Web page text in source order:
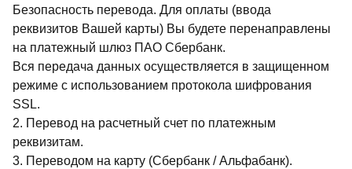
Безопасность перевода. Для оплаты (ввода
реквизитов Вашей карты) Вы будете перенаправлены
на платежный шлюз ПАО Сбербанк.
Вся передача данных осуществляется в защищенном
режиме с использованием протокола шифрования
SSL.
2. Перевод на расчетный счет по платежным
реквизитам.
3. Переводом на карту (Сбербанк / Альфабанк).